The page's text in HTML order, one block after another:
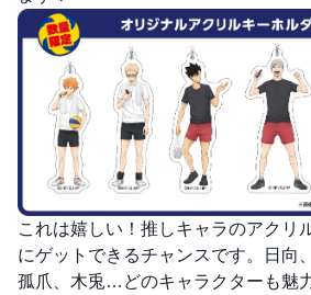
これは嬉しい！推しキャラのアクリ
にゲットできるチャンスです。日向
孤爪、木兎…どのキャラクターも魅